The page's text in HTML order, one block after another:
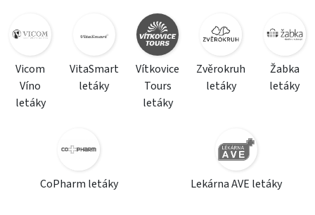
Vicom
Víno
letáky
VitaSmart
letáky
Vítkovice
Tours
letáky
Zvěrokruh
letáky
Žabka
letáky
CoPharm letáky Lekárna AVE letáky